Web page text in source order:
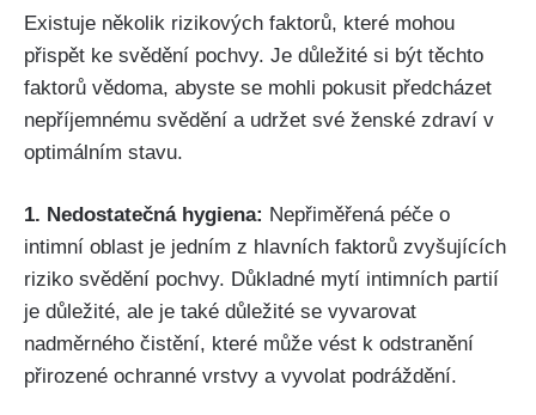
Existuje několik rizikových faktorů, které‌ mohou
přispět ke svědění pochvy. Je důležité si být těchto⁣
faktorů vědoma, abyste ⁤se mohli pokusit předcházet
nepříjemnému svědění a udržet své ženské zdraví v
optimálním stavu.
1. Nedostatečná hygiena: Nepřiměřená péče o
intimní oblast ‌je jedním z hlavních faktorů zvyšujících
riziko svědění pochvy. Důkladné mytí ‍intimních partií
je důležité, ale je také důležité se vyvarovat
nadměrného čistění, které může vést k odstranění
přirozené ochranné vrstvy a vyvolat podráždění.